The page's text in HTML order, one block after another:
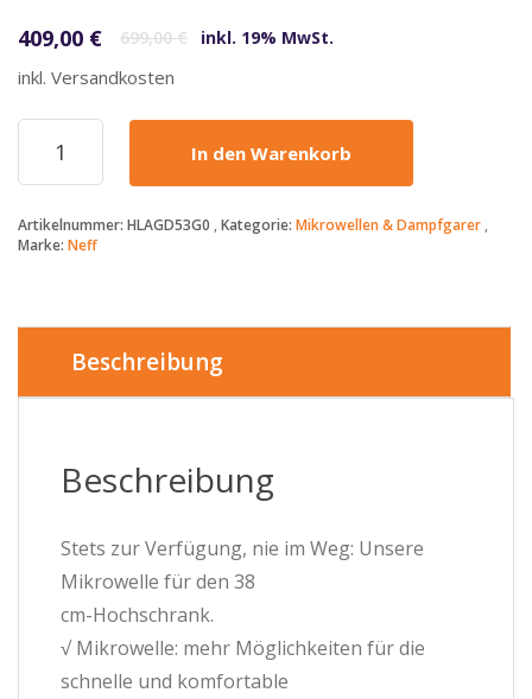
699,00€
409,00 € inkl. 19% MwSt.
inkl. Versandkosten
NEFF
409€
Einbau-
Mikrowelle
-
-
Menge
In den Warenkorb
Artikelnummer: HLAGD53G0 Kategorie: Mikrowellen & Dampfgarer
Marke: Neff
Beschreibung
Beschreibung
Stets zur Verfügung, nie im Weg: Unsere
Mikrowelle für den 38
cm-Hochschrank.
√ Mikrowelle: mehr Möglichkeiten für die
schnelle und komfortable